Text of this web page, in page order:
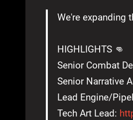
We're expanding
HIGHLIGHTS 👊
Senior Combat
Senior Narrative
Lead Engine/
Tech Art Lead: